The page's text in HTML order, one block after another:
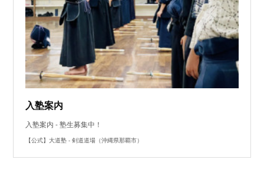
入塾案内
入塾案内 - 塾生募集中！
【公式】大道塾 - 剣道道場（沖縄県那覇市）